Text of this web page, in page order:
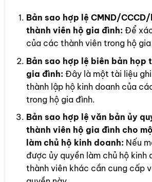
Bản sao hợp lệ CMND/
thành viên hộ gia đình: Để
của các thành viên trong hộ
Bản sao hợp lệ biên bản họp
gia đình: Đây là một tài liệu
thành lập hộ kinh doanh của
trong hộ gia đình.
Bản sao hợp lệ văn bản ủy
thành viên hộ gia đình cho
làm chủ hộ kinh doanh: Nếu
được ủy quyền làm chủ hộ kinh
thành viên khác cần cung cấp